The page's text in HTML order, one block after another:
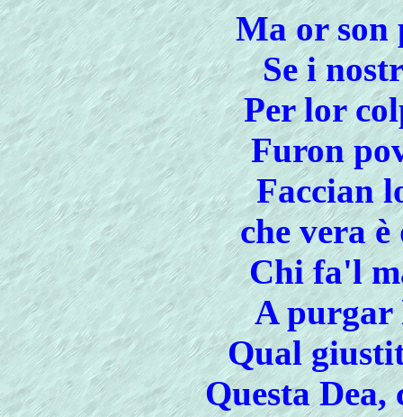
Ma or son
Se i
Per lor
Furon
Faccian
che vera
Chi fa'l
A purgar
Qual
Questa